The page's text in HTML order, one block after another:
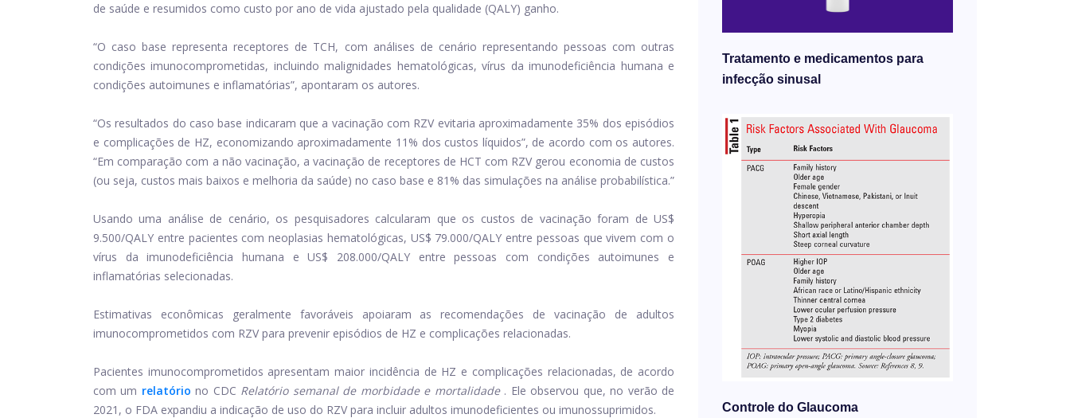
de saúde e resumidos como custo por ano de vida ajustado pela qualidade (QALY) ganho.
“O caso base representa receptores de TCH, com análises de cenário representando pessoas com outras
condições imunocomprometidas, incluindo malignidades hematológicas, vírus da imunodeficiência humana e
condições autoimunes e inflamatórias”, apontaram os autores.
“Os resultados do caso base indicaram que a vacinação com RZV evitaria aproximadamente 35% dos episódios
e complicações de HZ, economizando aproximadamente 11% dos custos líquidos”, de acordo com os autores.
“Em comparação com a não vacinação, a vacinação de receptores de HCT com RZV gerou economia de custos
(ou seja, custos mais baixos e melhoria da saúde) no caso base e 81% das simulações na análise probabilística.”
Usando uma análise de cenário, os pesquisadores calcularam que os custos de vacinação foram de US$
9.500/QALY entre pacientes com neoplasias hematológicas, US$ 79.000/QALY entre pessoas que vivem com o
vírus da imunodeficiência humana e US$ 208.000/QALY entre pessoas com condições autoimunes e
inflamatórias selecionadas.
Estimativas econômicas geralmente favoráveis ​​apoiaram as recomendações de vacinação de adultos
imunocomprometidos com RZV para prevenir episódios de HZ e complicações relacionadas.
Pacientes imunocomprometidos apresentam maior incidência de HZ e complicações relacionadas, de acordo
com um relatório no CDC Relatório semanal de morbidade e mortalidade. Ele observou que, no verão de
2021, o FDA expandiu a indicação de uso do RZV para incluir adultos imunodeficientes ou imunossuprimidos.
Tratamento e medicamentos para
infecção sinusal
Controle do Glaucoma